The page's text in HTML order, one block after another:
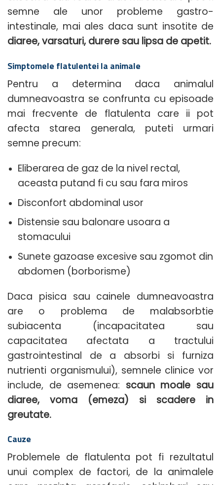
semne ale unor probleme gastro-
intestinale, mai ales daca sunt insotite de
diaree, varsaturi, durere sau lipsa de apetit.
Simptomele flatulentei la animale
Pentru a determina daca animalul
dumneavoastra se confrunta cu episoade
mai frecvente de flatulenta care ii pot
afecta starea generala, puteti urmari
semne precum:
Eliberarea de gaz de la nivel rectal,
aceasta putand fi cu sau fara miros
Disconfort abdominal usor
Distensie sau balonare usoara a
stomacului
Sunete gazoase excesive sau zgomot din
abdomen (borborisme)
Daca pisica sau cainele dumneavoastra
are o problema de malabsorbtie
subiacenta (incapacitatea sau
capacitatea afectata a tractului
gastrointestinal de a absorbi si furniza
nutrienti organismului), semnele clinice vor
include, de asemenea: scaun moale sau
diaree, voma (emeza) si scadere in
greutate.
Cauze
Problemele de flatulenta pot fi rezultatul
unui complex de factori, de la animalele